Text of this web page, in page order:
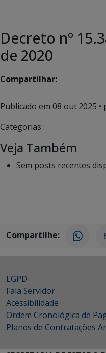
Decreto nº
de 2020
Compartilhar:
Publicado em 08 out 2025 •
Categorias :
Veja Também
Sem posts recentes
Compartilhe:
LGPD
Fala Servidor
Acessibilidade
Ordem Cronológica de
Planos de Contratações